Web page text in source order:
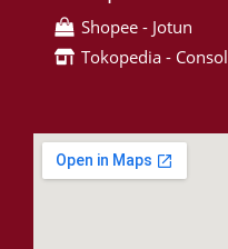
Shopee - Jotun
Tokopedia - Consol